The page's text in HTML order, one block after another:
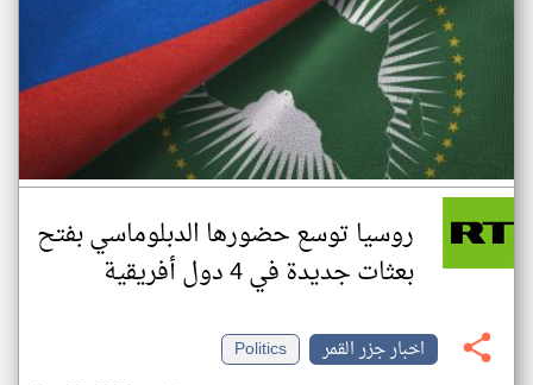
روسيا توسع حضورها الدبلوماسي بفتح
بعثات جديدة في 4 دول أفريقية
اخبار جزر القمر
Politics